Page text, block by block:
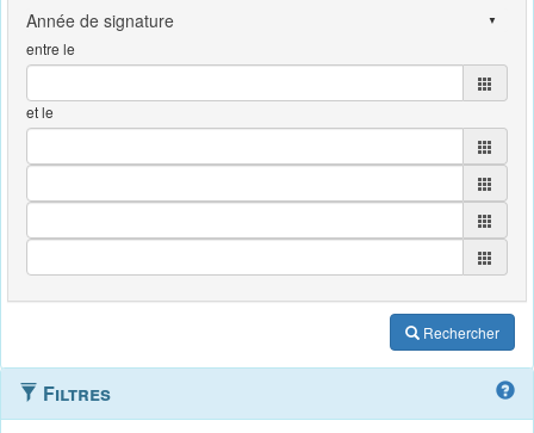
entre le
et le
Rechercher
Filtres